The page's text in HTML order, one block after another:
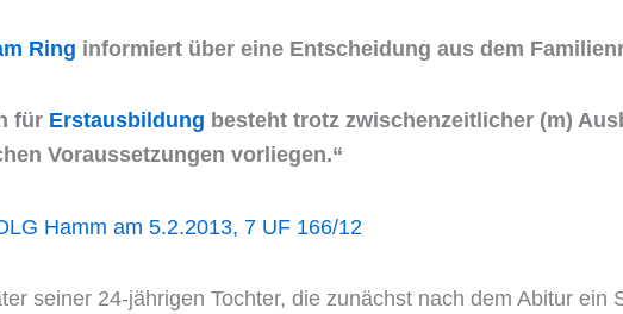
Ring informiert über eine Entscheidung aus dem
für Erstausbildung besteht trotz zwischenzeitlicher (m)
Voraussetzungen vorliegen.“
Hamm am 5.2.2013, 7 UF 166/12
seiner 24-jährigen Tochter, die zunächst nach dem Abitur